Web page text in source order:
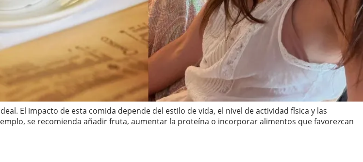
El impacto de esta comida depende del estilo de vida, el nivel de actividad física y las
se recomienda añadir fruta, aumentar la proteína o incorporar alimentos que favorezcan